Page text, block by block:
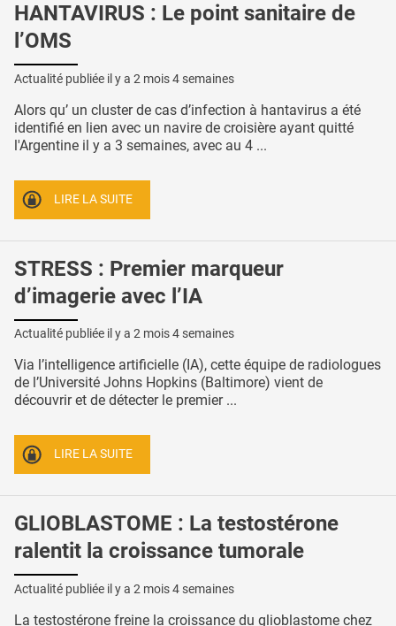
HANTAVIRUS : Le point sanitaire de
l’OMS
Actualité publiée il y a 2 mois 4 semaines
Alors qu’ un cluster de cas d’infection à hantavirus a été
identifié en lien avec un navire de croisière ayant quitté
l'Argentine il y a 3 semaines, avec au 4 ...
LIRE LA SUITE
STRESS : Premier marqueur
d’imagerie avec l’IA
Actualité publiée il y a 2 mois 4 semaines
Via l’intelligence artificielle (IA), cette équipe de radiologues
de l’Université Johns Hopkins (Baltimore) vient de
découvrir et de détecter le premier ...
LIRE LA SUITE
GLIOBLASTOME : La testostérone
ralentit la croissance tumorale
Actualité publiée il y a 2 mois 4 semaines
La testostérone freine la croissance du glioblastome chez